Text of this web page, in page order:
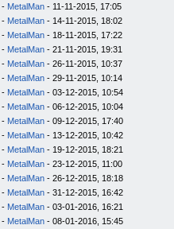
- MetalMan - 11-11-2015, 17:05
- MetalMan - 14-11-2015, 18:02
- MetalMan - 18-11-2015, 17:22
- MetalMan - 21-11-2015, 19:31
- MetalMan - 26-11-2015, 10:37
- MetalMan - 29-11-2015, 10:14
- MetalMan - 03-12-2015, 10:54
- MetalMan - 06-12-2015, 10:04
- MetalMan - 09-12-2015, 17:40
- MetalMan - 13-12-2015, 10:42
- MetalMan - 19-12-2015, 18:21
- MetalMan - 23-12-2015, 11:00
- MetalMan - 26-12-2015, 18:18
- MetalMan - 31-12-2015, 16:42
- MetalMan - 03-01-2016, 16:21
- MetalMan - 08-01-2016, 15:45